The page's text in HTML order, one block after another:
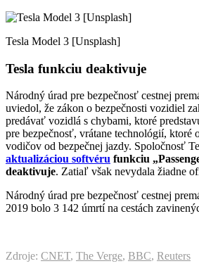
Tesla Model 3 [Unsplash]
Tesla funkciu deaktivuje
Národný úrad pre bezpečnosť cestnej
uviedol, že zákon o bezpečnosti vozidiel
predávať vozidlá s chybami, ktoré
pre bezpečnosť, vrátane technológií, ktoré
vodičov od bezpečnej jazdy. Spoločnosť
aktualizáciou softvéru funkciu
deaktivuje. Zatiaľ však nevydala žiadne
Národný úrad pre bezpečnosť cestnej
2019 bolo 3 142 úmrtí na cestách
Zdroje: CNET, The Verge, BBC, Reuters